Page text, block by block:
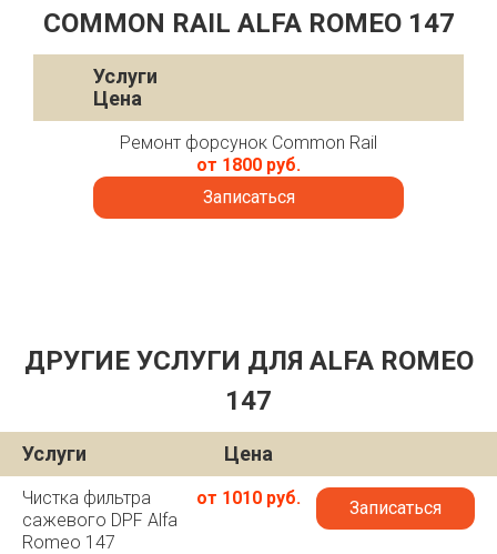
COMMON RAIL ALFA ROMEO 147
Услуги
Цена
Ремонт форсунок Common Rail
от 1800 руб.
Записаться
ДРУГИЕ УСЛУГИ ДЛЯ ALFA ROMEO
147
Услуги Цена
Чистка фильтра
сажевого DPF Alfa
Romeo 147
от 1010 руб. Записаться